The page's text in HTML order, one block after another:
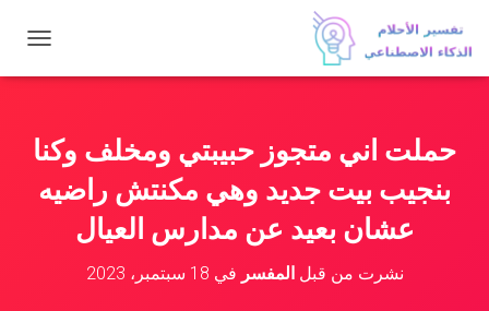
ب
ل
ا
حملت اني متجوز حبيبتي ومخلف وكنا
بنجيب بيت جديد وهي مكنتش راضيه
عشان بعيد عن مدارس العيال
نشرت من قبلالمفسر في 18 سبتمبر، 2023